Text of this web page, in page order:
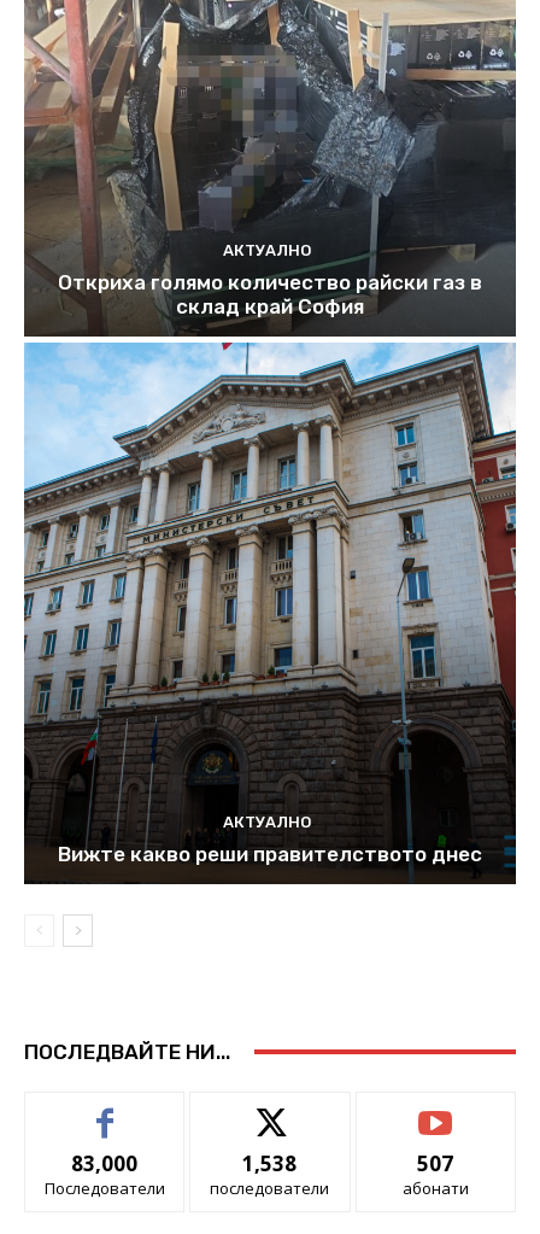
АКТУАЛНО
Откриха голямо количество райски газ в
склад край София
АКТУАЛНО
Вижте какво реши правителството днес
ПОСЛЕДВАЙТЕ НИ...
83,000
Последователи
1,538
последователи
507
абонати